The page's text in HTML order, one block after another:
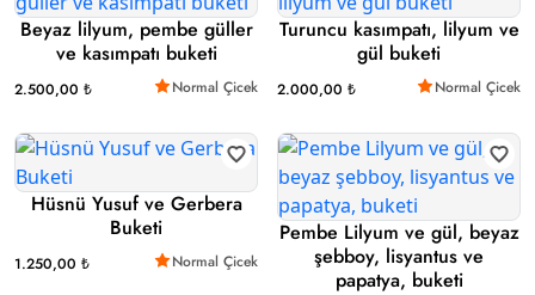
Beyaz lilyum, pembe güller
ve kasımpatı buketi
2.500,00 ₺ Normal Çicek
Turuncu kasımpatı, lilyum ve
gül buketi
2.000,00 ₺ Normal Çicek
Hüsnü Yusuf ve Gerbera
Buketi
1.250,00 ₺ Normal Çicek
Pembe Lilyum ve gül, beyaz
şebboy, lisyantus ve
papatya, buketi